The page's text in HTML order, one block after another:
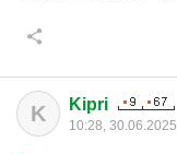
K Kipri
10:28, 30.06.2025